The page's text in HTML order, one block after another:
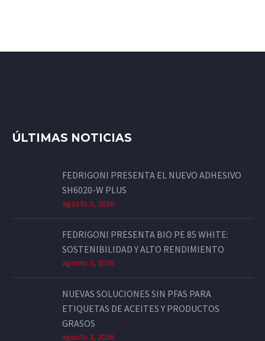
ÚLTIMAS NOTICIAS
FEDRIGONI PRESENTA EL NUEVO ADHESIVO
SH6020-W PLUS
agosto 3, 2026
FEDRIGONI PRESENTA BIO PE 85 WHITE:
SOSTENIBILIDAD Y ALTO RENDIMIENTO
agosto 3, 2026
NUEVAS SOLUCIONES SIN PFAS PARA
ETIQUETAS DE ACEITES Y PRODUCTOS
GRASOS
agosto 3, 2026